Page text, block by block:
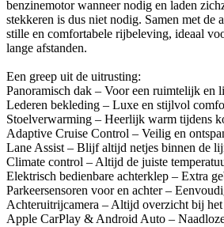
benzinemotor wanneer nodig en laden
stekkeren is dus niet nodig. Samen met de
stille en comfortabele rijbeleving, ideaal
lange afstanden.
Een greep uit de uitrusting:
Panoramisch dak – Voor een ruimtelijk en
Lederen bekleding – Luxe en stijlvol
Stoelverwarming – Heerlijk warm tijdens
Adaptive Cruise Control – Veilig en
Lane Assist – Blijf altijd netjes binnen de
Climate control – Altijd de juiste
Elektrisch bedienbare achterklep – Extra
Parkeersensoren voor en achter –
Achteruitrijcamera – Altijd overzicht bij het
Apple CarPlay & Android Auto –